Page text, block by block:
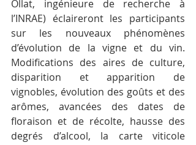
Ollat, ingénieure de recherche à
l’INRAE) éclaireront les participants
sur les nouveaux phénomènes
d’évolution de la vigne et du vin.
Modifications des aires de culture,
disparition et apparition de
vignobles, évolution des goûts et des
arômes, avancées des dates de
floraison et de récolte, hausse des
degrés d’alcool, la carte viticole